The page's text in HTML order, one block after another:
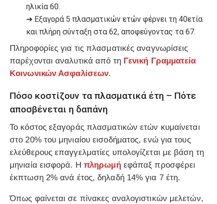
ηλικία 60.
➜ Εξαγορά 5 πλασματικών ετών φέρνει τη 40ετία
και πλήρη σύνταξη στα 62, αποφεύγοντας τα 67.
Πληροφορίες για τις πλασματικές αναγνωρίσεις
παρέχονται αναλυτικά από τη Γενική Γραμματεία
Κοινωνικών Ασφαλίσεων.
Πόσο κοστίζουν τα πλασματικά έτη – Πότε
αποσβένεται η δαπάνη
Το κόστος εξαγοράς πλασματικών ετών κυμαίνεται
στο 20% του μηνιαίου εισοδήματος, ενώ για τους
ελεύθερους επαγγελματίες υπολογίζεται με βάση τη
μηνιαία εισφορά. Η πληρωμήεφάπαξ προσφέρει
έκπτωση 2% ανά έτος, δηλαδή 14% για 7 έτη.
Όπως φαίνεται σε πίνακες αναλογιστικών μελετών,